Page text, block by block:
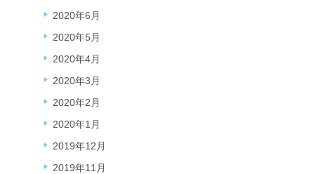
2020年6月
2020年5月
2020年4月
2020年3月
2020年2月
2020年1月
2019年12月
2019年11月